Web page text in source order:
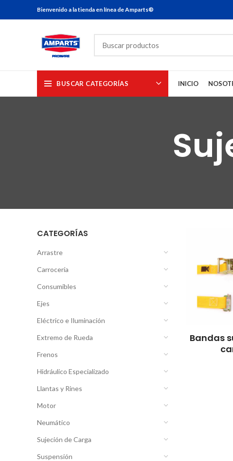
Bienvenido a la tienda en línea de Amparts®
BUSCAR CATEGORÍAS INICIO
Bandas
CATEGORÍAS
Arrastre
Carrocería
Consumibles
Ejes
Eléctrico e Iluminación
Extremo de Rueda
Frenos
Hidráulico Especializado
Llantas y Rines
Motor
Neumático
Sujeción de Carga
Suspensión